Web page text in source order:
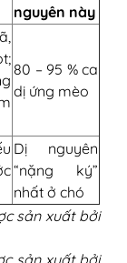
nguyên này
80 – 95 % ca
dị ứng mèo
Dị nguyên
“nặng ký”
nhất ở chó
sản xuất bởi
sản xuất bởi